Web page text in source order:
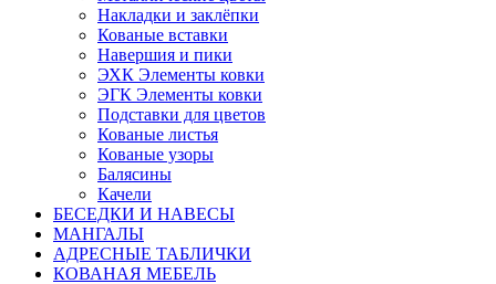
Накладки и заклёпки
Кованые вставки
Навершия и пики
ЭХК Элементы ковки
ЭГК Элементы ковки
Подставки для цветов
Кованые листья
Кованые узоры
Балясины
Качели
БЕСЕДКИ И НАВЕСЫ
МАНГАЛЫ
АДРЕСНЫЕ ТАБЛИЧКИ
КОВАНАЯ МЕБЕЛЬ